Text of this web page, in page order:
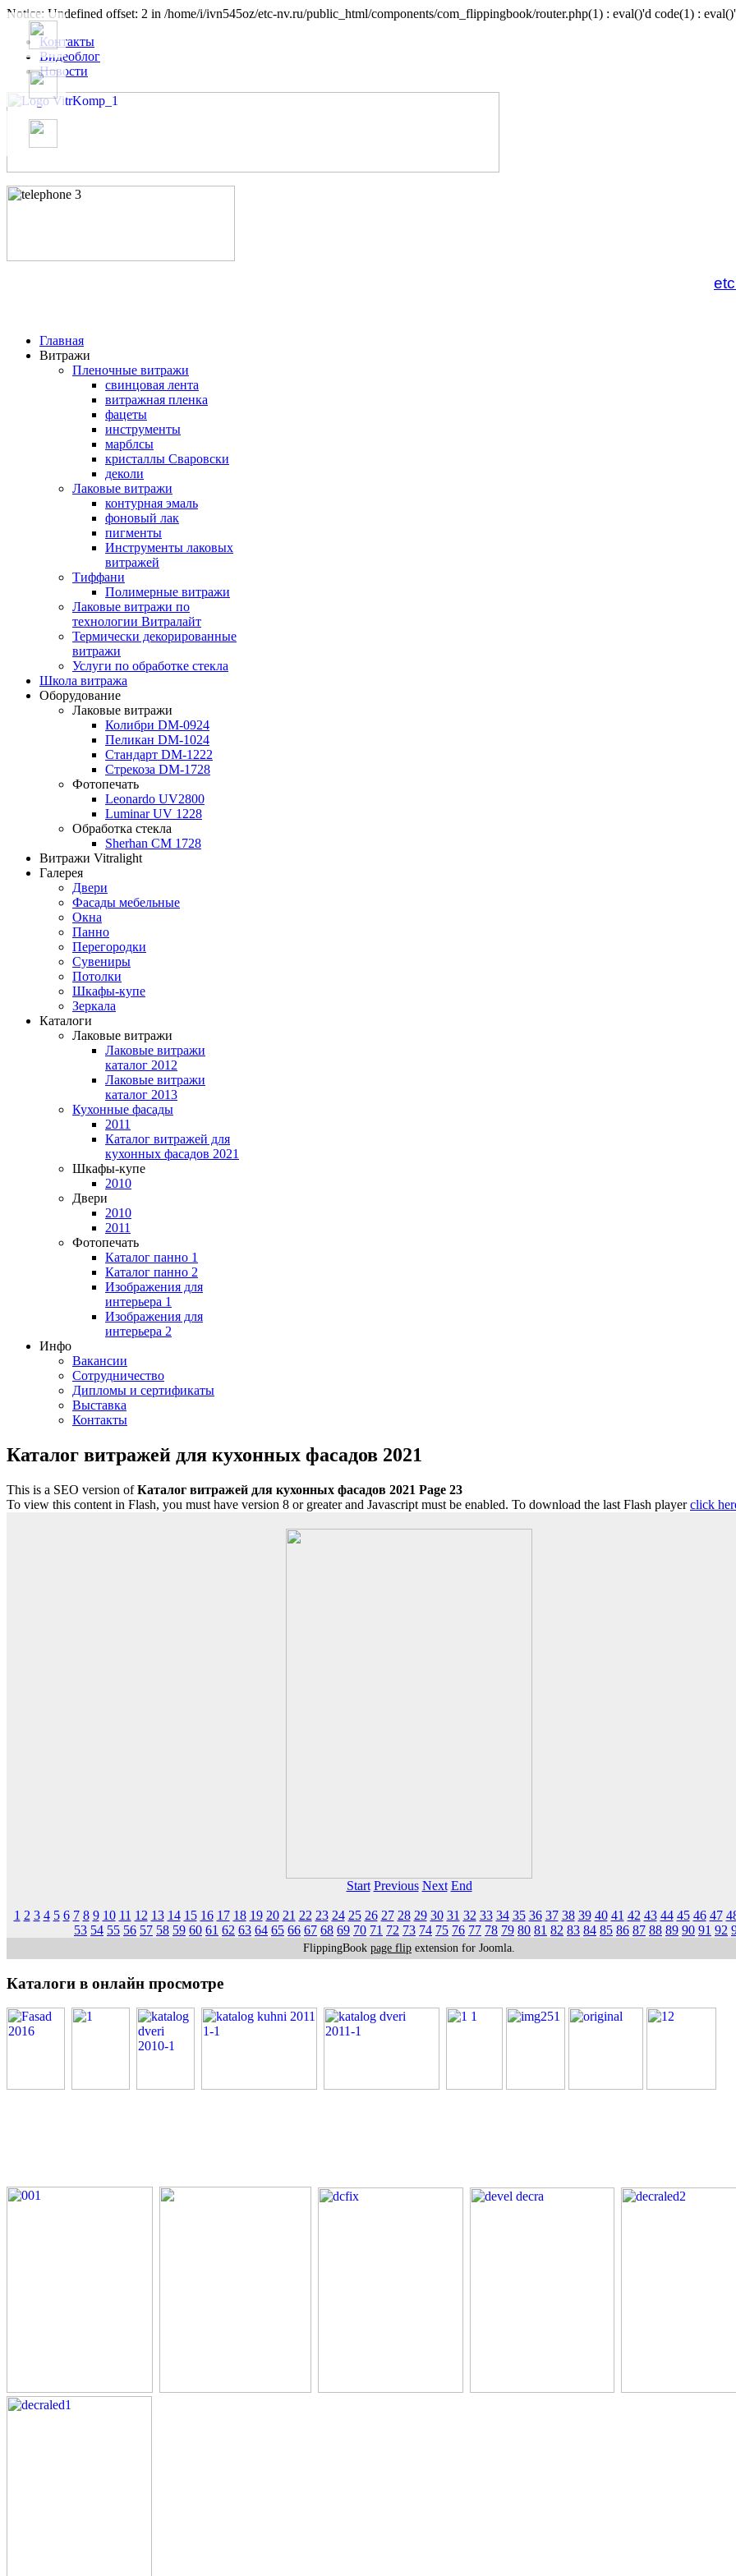
Notice: Undefined offset: 2 in /home/i/ivn545oz/etc-nv.ru/public_html/components/com_flippingbook/router.php(1) : eval()'d code(1) :
Контакты
Видеоблог
Новости
Главная
Витражи
Пленочные витражи
свинцовая лента
витражная пленка
фацеты
инструменты
марблсы
кристаллы Сваровски
деколи
Лаковые витражи
контурная эмаль
фоновый лак
пигменты
Инструменты лаковых
витражей
Тиффани
Полимерные витражи
Лаковые витражи по
технологии Витралайт
Термически декорированные
витражи
Услуги по обработке стекла
Школа витража
Оборудование
Лаковые витражи
Колибри DM-0924
Пеликан DM-1024
Стандарт DM-1222
Стрекоза DM-1728
Фотопечать
Leonardo UV2800
Luminar UV 1228
Обработка стекла
Sherhan CM 1728
Витражи Vitralight
Галерея
Двери
Фасады мебельные
Окна
Панно
Перегородки
Сувениры
Потолки
Шкафы-купе
Зеркала
Каталоги
Лаковые витражи
Лаковые витражи
каталог 2012
Лаковые витражи
каталог 2013
Кухонные фасады
2011
Каталог витражей для
кухонных фасадов 2021
Шкафы-купе
2010
Двери
2010
2011
Фотопечать
Каталог панно 1
Каталог панно 2
Изображения для
интерьера 1
Изображения для
интерьера 2
Инфо
Вакансии
Сотрудничество
Дипломы и сертификаты
Выставка
Контакты
Каталог витражей для кухонных фасадов 2021
This is a SEO version ofКаталог витражей для кухонных фасадов 2021 Page 23
To view this content in Flash, you must have version 8 or greater and Javascript must be enabled. To download the last Flash playerclick
Start Previous Next End
1 2 3 4 5 6 7 8 9 10 11 12 13 14 15 16 17 18 19 20 21 22 23 24 25 26 27 28 29 30 31 32 33 34 35 36 37 38 39 40 41 42 43 44 45 46 47
53 54 55 56 57 58 59 60 61 62 63 64 65 66 67 68 69 70 71 72 73 74 75 76 77 78 79 80 81 82 83 84 85 86 87 88 89 90 91 92
FlippingBook page flip extension for Joomla.
Каталоги в онлайн просмотре